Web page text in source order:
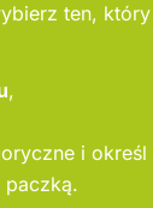
ten,
,
i określ
paczką.